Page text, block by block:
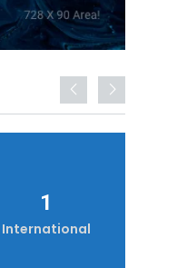
1
International